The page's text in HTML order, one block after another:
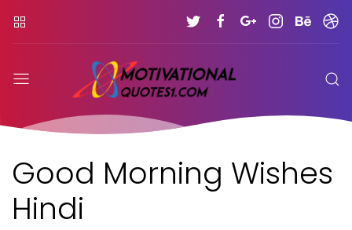
Good Morning Wishes
Hindi